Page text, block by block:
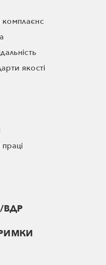
комплаєнс
якості
ВДР